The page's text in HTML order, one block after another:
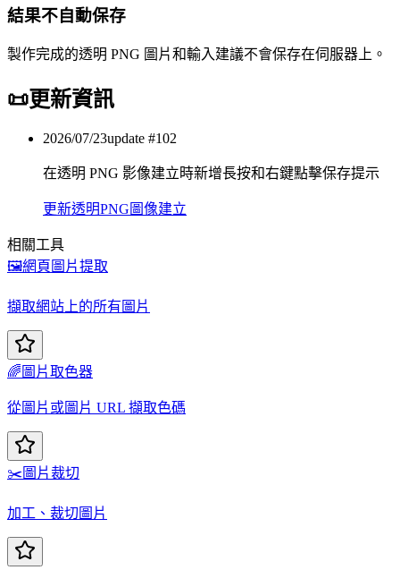
結果不自動保存
製作完成的透明 PNG 圖片和輸入建議不會保存在伺服器上。
📜更新資訊
2026/07/23update #102
在透明 PNG 影像建立時新增長按和右鍵點擊保存提示
更新透明PNG圖像建立
相關工具
🖼️網頁圖片提取
擷取網站上的所有圖片
🌈 圖片取色器
從圖片或圖片 URL 擷取色碼
✂️圖片裁切
加工、裁切圖片